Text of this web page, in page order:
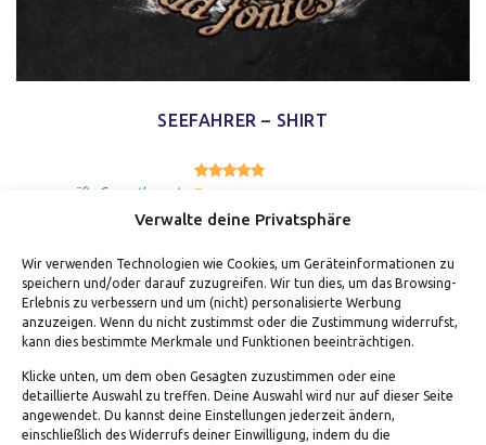
Verwalte deine Privatsphäre
Wir verwenden Technologien wie Cookies, um Geräteinformationen zu
speichern und/oder darauf zuzugreifen. Wir tun dies, um das Browsing-
Erlebnis zu verbessern und um (nicht) personalisierte Werbung
anzuzeigen. Wenn du nicht zustimmst oder die Zustimmung widerrufst,
kann dies bestimmte Merkmale und Funktionen beeinträchtigen.
Klicke unten, um dem oben Gesagten zuzustimmen oder eine
detaillierte Auswahl zu treffen. Deine Auswahl wird nur auf dieser Seite
angewendet. Du kannst deine Einstellungen jederzeit ändern,
einschließlich des Widerrufs deiner Einwilligung, indem du die
SEEFAHRER – SHIRT
Bewertet mit
geprüfte Gesamtbewertungen
ADRESSE